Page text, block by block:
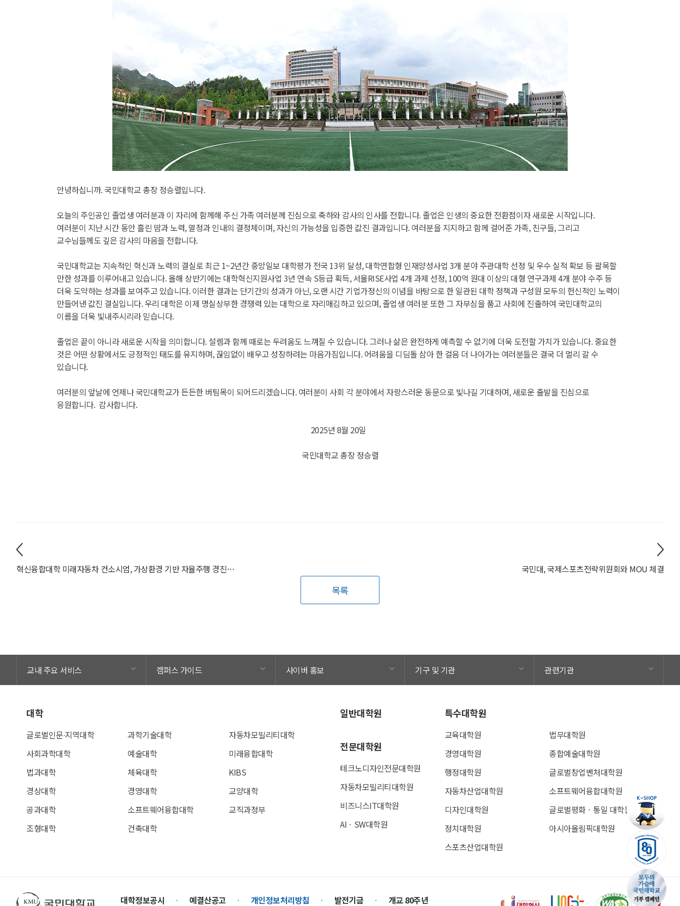
안녕하십니까. 국민대학교 총장 정승렬입니다.
오늘의 주인공인 졸업생 여러분과 이 자리에 함께해 주신 가족 여러분께 진심으로 축하와 감사의 인사를 전합니다. 졸업은 인생의 중요한 전환점이자 새로운 시작입니다.
여러분이 지난 시간 동안 흘린 땀과 노력, 열정과 인내의 결정체이며, 자신의 가능성을 입증한 값진 결과입니다. 여러분을 지지하고 함께 걸어준 가족, 친구들, 그리고
교수님들께도 깊은 감사의 마음을 전합니다.
국민대학교는 지속적인 혁신과 노력의 결실로 최근 1~2년간 중앙일보 대학평가 전국 13위 달성, 대학연합형 인재양성사업 3개 분야 주관대학 선정 및 우수 실적 확보 등 괄목할
만한 성과를 이루어내고 있습니다. 올해 상반기에는 대학혁신지원사업 3년 연속 S등급 획득, 서울RISE사업 4개 과제 선정, 100억 원대 이상의 대형 연구과제 4개 분야 수주 등
더욱 도약하는 성과를 보여주고 있습니다. 이러한 결과는 단기간의 성과가 아닌, 오랜 시간 기업가정신의 이념을 바탕으로 한 일관된 대학 정책과 구성원 모두의 헌신적인 노력이
만들어낸 값진 결실입니다. 우리 대학은 이제 명실상부한 경쟁력 있는 대학으로 자리매김하고 있으며, 졸업생 여러분 또한 그 자부심을 품고 사회에 진출하여 국민대학교의
이름을 더욱 빛내주시리라 믿습니다.
졸업은 끝이 아니라 새로운 시작을 의미합니다. 설렘과 함께 때로는 두려움도 느껴질 수 있습니다. 그러나 삶은 완전하게 예측할 수 없기에 더욱 도전할 가치가 있습니다. 중요한
것은 어떤 상황에서도 긍정적인 태도를 유지하며, 끊임없이 배우고 성장하려는 마음가짐입니다. 어려움을 디딤돌 삼아 한 걸음 더 나아가는 여러분들은 결국 더 멀리 갈 수
있습니다.
여러분의 앞날에 언제나 국민대학교가 든든한 버팀목이 되어드리겠습니다. 여러분이 사회 각 분야에서 자랑스러운 동문으로 빛나길 기대하며, 새로운 출발을 진심으로
응원합니다. 감사합니다.
2025년 8월 20일
국민대학교 총장 정승렬
혁신융합대학 미래자동차 컨소시엄, 가상환경 기반 자율주행 경진대회 개최 국민대, 국제스포츠전략위원회와 MOU 체결
목록
교내 주요 서비스 캠퍼스 가이드 사이버 홍보 기구 및 기관 관련기관
대학
글로벌인문∙지역대학
사회과학대학
법과대학
경상대학
공과대학
조형대학
과학기술대학
예술대학
체육대학
경영대학
소프트웨어융합대학
건축대학
자동차모빌리티대학
미래융합대학
KIBS
교양대학
교직과정부
일반대학원
전문대학원
테크노디자인전문대학원
자동차모빌리티대학원
비즈니스IT대학원
AIㆍSW대학원
특수대학원
교육대학원
경영대학원
행정대학원
자동차산업대학원
디자인대학원
정치대학원
스포츠산업대학원
법무대학원
종합예술대학원
글로벌창업벤처대학원
소프트웨어융합대학원
글로벌평화ㆍ통일 대학원
아시아올림픽대학원
국민대학교 대학정보공시 예결산공고 개인정보처리방침 발전기금 개교 80주년